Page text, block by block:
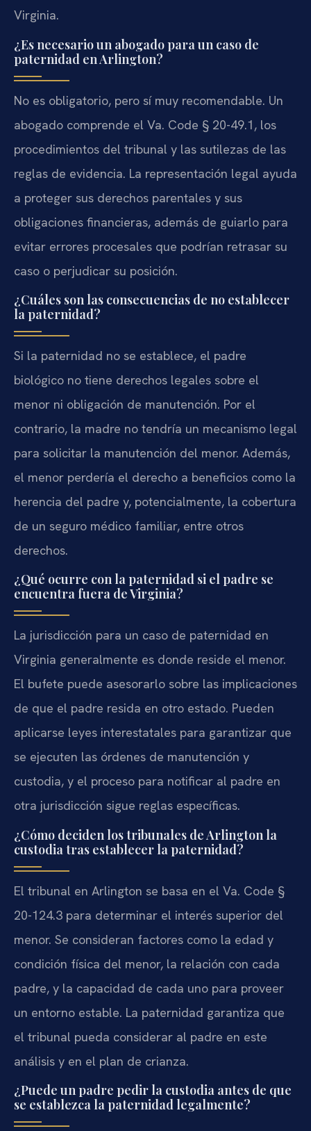
Virginia.
¿Es necesario un abogado para un caso de
paternidad en Arlington?
No es obligatorio, pero sí muy recomendable. Un
abogado comprende el Va. Code § 20-49.1, los
procedimientos del tribunal y las sutilezas de las
reglas de evidencia. La representación legal ayuda
a proteger sus derechos parentales y sus
obligaciones financieras, además de guiarlo para
evitar errores procesales que podrían retrasar su
caso o perjudicar su posición.
¿Cuáles son las consecuencias de no establecer
la paternidad?
Si la paternidad no se establece, el padre
biológico no tiene derechos legales sobre el
menor ni obligación de manutención. Por el
contrario, la madre no tendría un mecanismo legal
para solicitar la manutención del menor. Además,
el menor perdería el derecho a beneficios como la
herencia del padre y, potencialmente, la cobertura
de un seguro médico familiar, entre otros
derechos.
¿Qué ocurre con la paternidad si el padre se
encuentra fuera de Virginia?
La jurisdicción para un caso de paternidad en
Virginia generalmente es donde reside el menor.
El bufete puede asesorarlo sobre las implicaciones
de que el padre resida en otro estado. Pueden
aplicarse leyes interestatales para garantizar que
se ejecuten las órdenes de manutención y
custodia, y el proceso para notificar al padre en
otra jurisdicción sigue reglas específicas.
¿Cómo deciden los tribunales de Arlington la
custodia tras establecer la paternidad?
El tribunal en Arlington se basa en el Va. Code §
20-124.3 para determinar el interés superior del
menor. Se consideran factores como la edad y
condición física del menor, la relación con cada
padre, y la capacidad de cada uno para proveer
un entorno estable. La paternidad garantiza que
el tribunal pueda considerar al padre en este
análisis y en el plan de crianza.
¿Puede un padre pedir la custodia antes de que
se establezca la paternidad legalmente?